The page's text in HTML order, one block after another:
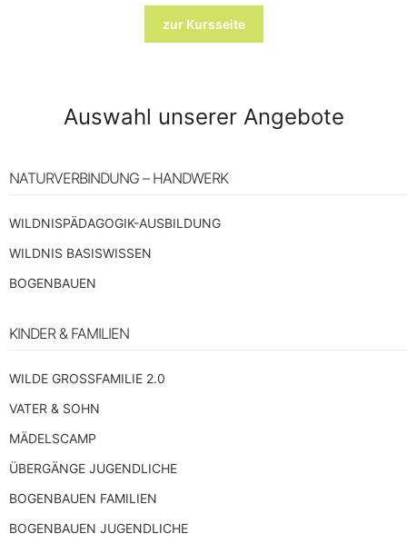
zur Kursseite
Auswahl unserer Angebote
NATURVERBINDUNG – HANDWERK
WILDNISPÄDAGOGIK-AUSBILDUNG
WILDNIS BASISWISSEN
BOGENBAUEN
KINDER & FAMILIEN
WILDE GROSSFAMILIE 2.0
VATER & SOHN
MÄDELSCAMP
ÜBERGÄNGE JUGENDLICHE
BOGENBAUEN FAMILIEN
BOGENBAUEN JUGENDLICHE